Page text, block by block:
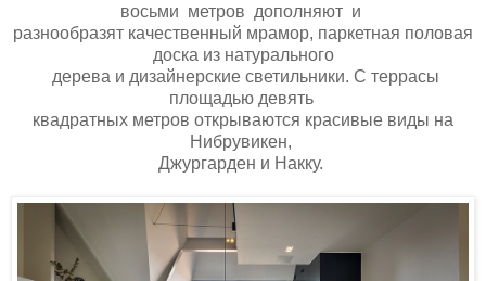
восьми метров дополняют и
разнообразят качественный мрамор, паркетная половая
доска из натурального
дерева и дизайнерские светильники. С террасы
площадью девять
квадратных метров открываются красивые виды на
Нибрувикен,
Джургарден и Накку.